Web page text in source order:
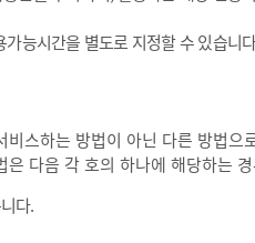
능시간을 별도로 지정할 수 있습니
스하는 방법이 아닌 다른 방법으
다음 각 호의 하나에 해당하는
다.